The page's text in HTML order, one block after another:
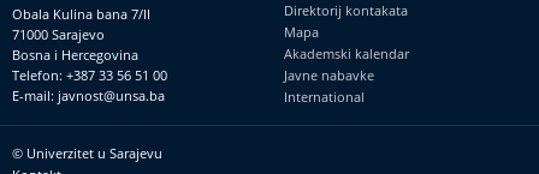
Obala Kulina bana 7/II
71000 Sarajevo
Bosna i Hercegovina
Telefon: +387 33 56 51 00
E-mail: javnost@unsa.ba
Direktorij kontakata
Mapa
Akademski kalendar
Javne nabavke
International
Footer
© Univerzitet u Sarajevu